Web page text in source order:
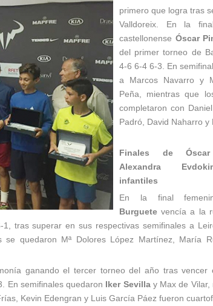
primero que logra tras
Valldoreix. En la
castellonense Óscar
del primer torneo de
4-6 6-4 6-3. En
a Marcos Navarro y
Peña, mientras que
completaron con
Padró, David Naharro y
Finales de
Alexandra
infantiles
En la final
Burguete vencía a la
tras superar en sus respectivas semifinales a
se quedaron Mª Dolores López Martínez, María
ganando el tercer torneo del año tras vencer
En semifinales quedaron Iker Sevillay Max de Vilar,
Kevin Edengran y Luis García Páez fueron